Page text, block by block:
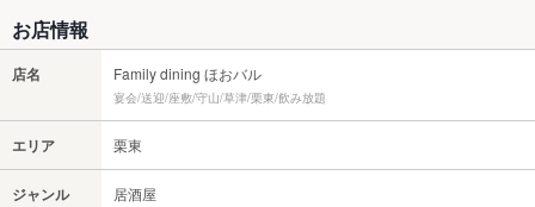
お店情報
店名 Family dining ほおバル
宴会/送迎/座敷/守山/草津/栗東/飲み放題
エリア 栗東
ジャンル 居酒屋